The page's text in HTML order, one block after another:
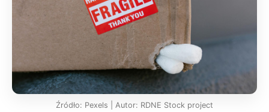
Źródło: Pexels | Autor: RDNE Stock project